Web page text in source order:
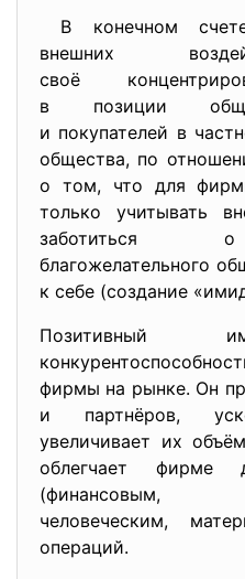
В конечном
внешних
своё
в позиции
и покупателей в
общества, по
о том, что для
только учитывать
заботиться
благожелательного
к себе (создание
Позитивный
фирмы на рынке. Он
и партнёров,
увеличивает их
облегчает фирме
(финансовым,
человеческим,
операций.